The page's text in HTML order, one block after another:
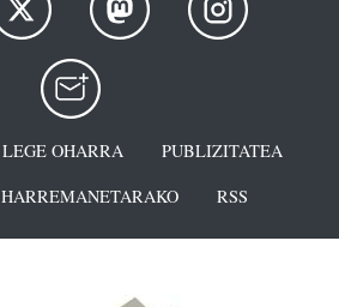
LEGE OHARRA
PUBLIZITATEA
HARREMANETARAKO RSS